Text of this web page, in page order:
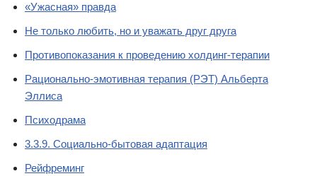
«Ужасная» правда
Не только любить, но и уважать друг друга
Противопоказания к проведению холдинг-терапии
Рационально-эмотивная терапия (РЭТ) Альберта
Эллиса
Психодрама
3.3.9. Социально-бытовая адаптация
Рейфреминг